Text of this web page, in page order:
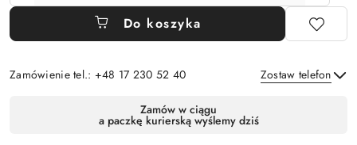
Do koszyka
Zamówienie tel.: +48 17 230 52 40 Zostaw telefon
Zamów w ciągu
a paczkę kurierską wyślemy dziś